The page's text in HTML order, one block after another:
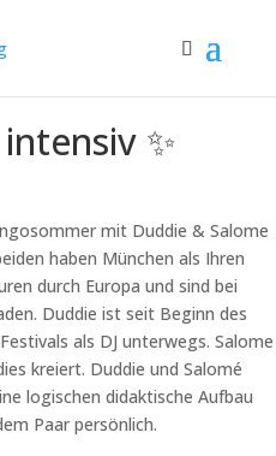
✨
mit Duddie & Salome
haben München als Ihren
durch Europa und sind bei
Duddie ist seit Beginn des
als DJ unterwegs. Salome
kreiert. Duddie und Salomé
logischen didaktische Aufbau
Paar persönlich.